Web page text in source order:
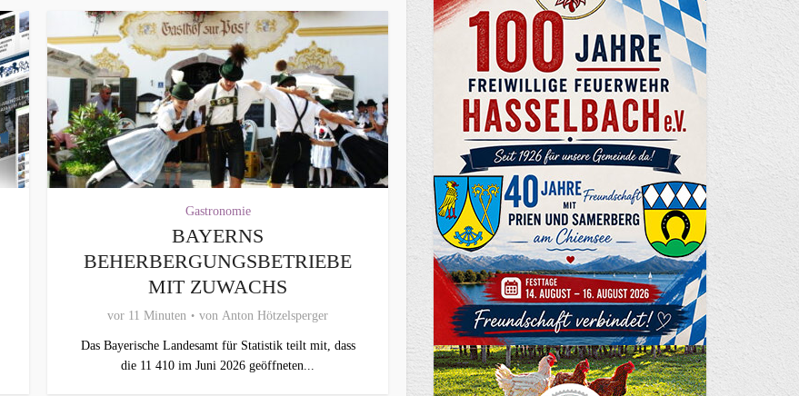
Gastronomie
BAYERNS
BEHERBERGUNGSBETRIEBE
MIT ZUWACHS
vor 11 Minuten von Anton Hötzelsperger
Das Bayerische Landesamt für Statistik teilt mit, dass
die 11 410 im Juni 2026 geöffneten...